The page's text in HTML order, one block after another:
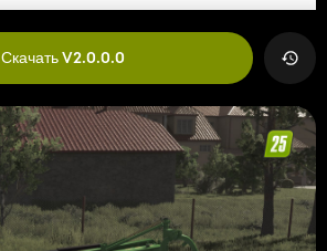
Скачать V2.0.0.0